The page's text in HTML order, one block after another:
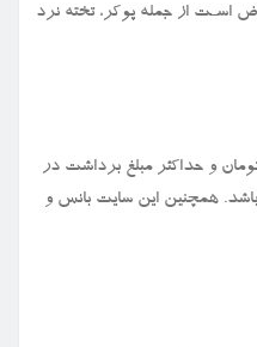
اسـت از جمله پوکر، تخته نرد
دراین سایت ۱۰ هزار تومان و حداکثر مبلغ برداشت در
می باشد. همچنین این سایت بانس و